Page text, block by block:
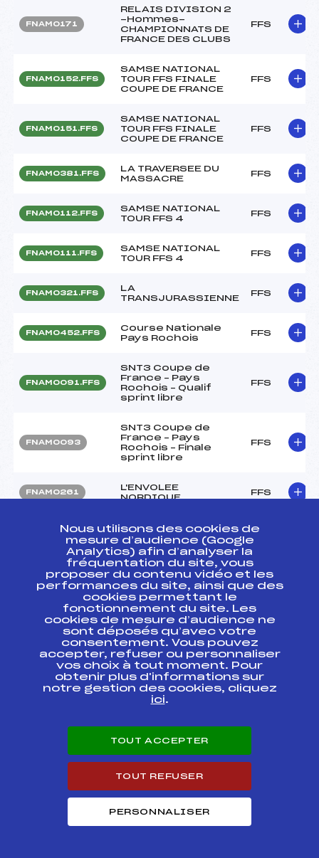
FNAM0171
RELAIS DIVISION 2
-Hommes-
CHAMPIONNATS DE
FRANCE DES CLUBS
FFS
FNAM0152.FFS
SAMSE NATIONAL
TOUR FFS FINALE
COUPE DE FRANCE
FFS
FNAM0151.FFS
SAMSE NATIONAL
TOUR FFS FINALE
COUPE DE FRANCE
FFS
FNAM0381.FFS
LA TRAVERSEE DU
MASSACRE
FFS
FNAM0112.FFS
SAMSE NATIONAL
TOUR FFS 4
FFS
FNAM0111.FFS
SAMSE NATIONAL
TOUR FFS 4
FFS
FNAM0321.FFS
LA
TRANSJURASSIENNE
FFS
FNAM0452.FFS
Course Nationale
Pays Rochois
FFS
FNAM0091.FFS
SNT3 Coupe de
France – Pays
Rochois – Qualif
sprint libre
FFS
FNAM0093
SNT3 Coupe de
France – Pays
Rochois – Finale
sprint libre
FFS
FNAM0261
L'ENVOLEE
NORDIQUE
FFS
FMJM0163.FFS
CHAMPIONNAT
REGIONAL
INDIVIDUEL 2019
FFS
FNAM0081.FFS
CHAMPIONNATS DE
FRANCE U20
SENIORS
INDIVIDUEL LIBRE
FFS
FNAM0061.FFS
SAMSE NATIONAL
TOUR FFS 2 COUPE
DE FRANCE Mass
Start Individuel
Classic
FFS
TOUR DE SKI
Unique Mass Start
Skate
REGIONAL DE
FMJM0067
CHAMPIONNAT
REGIONAL DE
FFS
Nous utilisons des cookies de
mesure d’audience (Google
Analytics) afin d’analyser la
fréquentation du site, vous
proposer du contenu vidéo et les
performances du site, ainsi que des
cookies permettant le
fonctionnement du site. Les
cookies de mesure d’audience ne
sont déposés qu’avec votre
consentement. Vous pouvez
accepter, refuser ou personnaliser
vos choix à tout moment. Pour
obtenir plus d'informations sur
notre gestion des cookies, cliquez
ici.
TOUT ACCEPTER
TOUT REFUSER
PERSONNALISER